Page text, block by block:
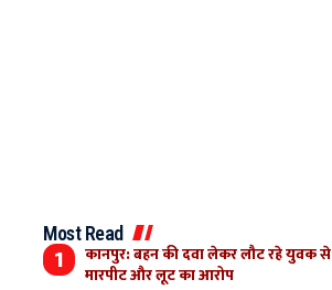
Most Read
कानपुर: बहन की दवा लेकर लौट रहे युवक से
मारपीट और लूट का आरोप